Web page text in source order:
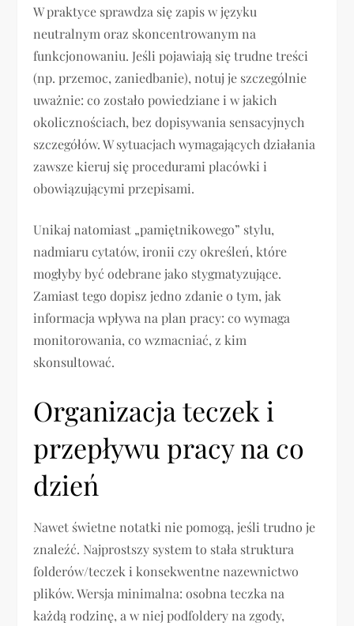
W praktyce sprawdza się zapis w języku
neutralnym oraz skoncentrowanym na
funkcjonowaniu. Jeśli pojawiają się trudne treści
(np. przemoc, zaniedbanie), notuj je szczególnie
uważnie: co zostało powiedziane i w jakich
okolicznościach, bez dopisywania sensacyjnych
szczegółów. W sytuacjach wymagających działania
zawsze kieruj się procedurami placówki i
obowiązującymi przepisami.
Unikaj natomiast „pamiętnikowego” stylu,
nadmiaru cytatów, ironii czy określeń, które
mogłyby być odebrane jako stygmatyzujące.
Zamiast tego dopisz jedno zdanie o tym, jak
informacja wpływa na plan pracy: co wymaga
monitorowania, co wzmacniać, z kim
skonsultować.
Organizacja teczek i
przepływu pracy na co
dzień
Nawet świetne notatki nie pomogą, jeśli trudno je
znaleźć. Najprostszy system to stała struktura
folderów/teczek i konsekwentne nazewnictwo
plików. Wersja minimalna: osobna teczka na
każdą rodzinę, a w niej podfoldery na zgody,